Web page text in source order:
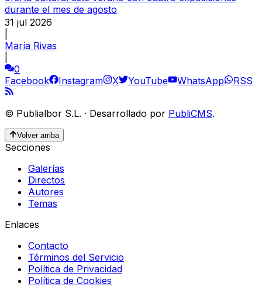
durante el mes de agosto
31 jul 2026
María Rivas
0
Facebook
Instagram X YouTube WhatsApp RSS
© Publialbor S.L. · Desarrollado por PubliCMS.
Volver arriba
Secciones
Galerías
Directos
Autores
Temas
Enlaces
Contacto
Términos del Servicio
Política de Privacidad
Política de Cookies